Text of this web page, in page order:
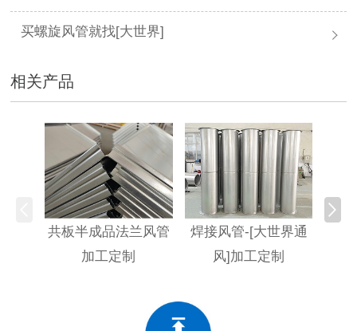
买螺旋风管就找[大世界]
相关产品
共板半成品法兰风管
加工定制
焊接风管-[大世界通
风]加工定制